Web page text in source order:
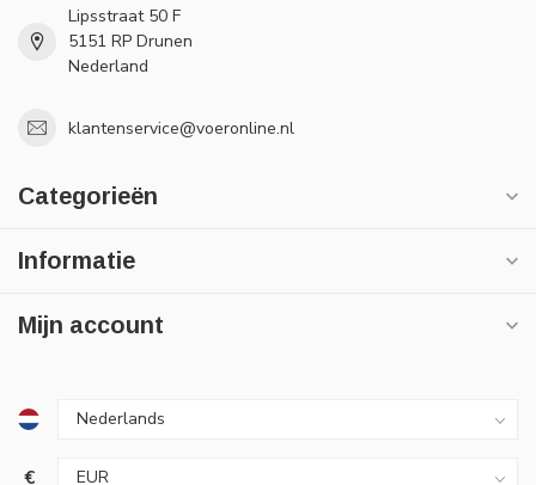
Lipsstraat 50 F
5151 RP Drunen
Nederland
klantenservice@voeronline.nl
Categorieën
Informatie
Mijn account
€